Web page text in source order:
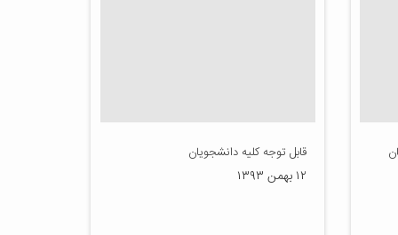
قابل توجه کلیه دانشجویان
۱۲ بهمن ۱۳۹۳